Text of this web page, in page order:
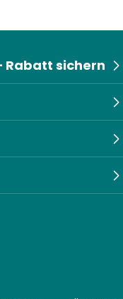
Rabatt sichern